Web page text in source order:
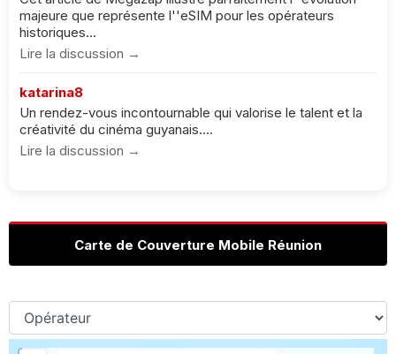
majeure que représente l''eSIM pour les opérateurs
historiques...
Lire la discussion →
katarina8
Un rendez-vous incontournable qui valorise le talent et la
créativité du cinéma guyanais....
Lire la discussion →
Carte de Couverture Mobile Réunion